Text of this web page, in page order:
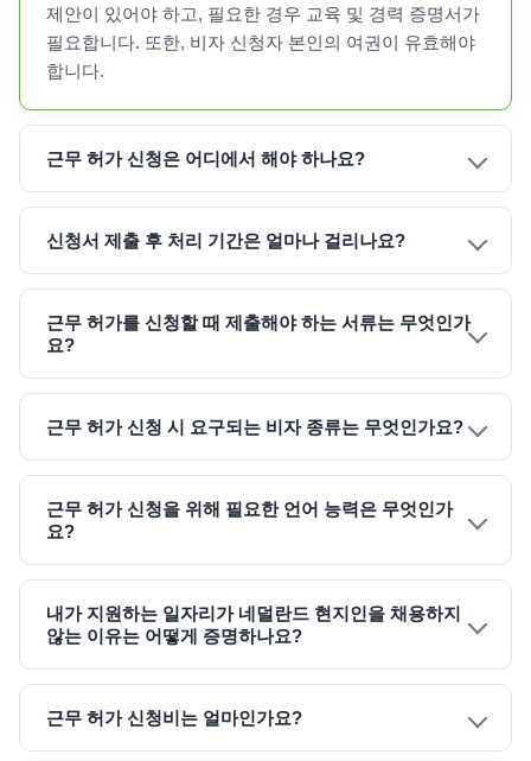
제안이 있어야 하고, 필요한 경우 교육 및 경력 증명서가
필요합니다. 또한, 비자 신청자 본인의 여권이 유효해야
합니다.
근무 허가 신청은 어디에서 해야 하나요?
신청서 제출 후 처리 기간은 얼마나 걸리나요?
근무 허가를 신청할 때 제출해야 하는 서류는 무엇인가
요?
근무 허가 신청 시 요구되는 비자 종류는 무엇인가요?
근무 허가 신청을 위해 필요한 언어 능력은 무엇인가
요?
내가 지원하는 일자리가 네덜란드 현지인을 채용하지
않는 이유는 어떻게 증명하나요?
근무 허가 신청비는 얼마인가요?